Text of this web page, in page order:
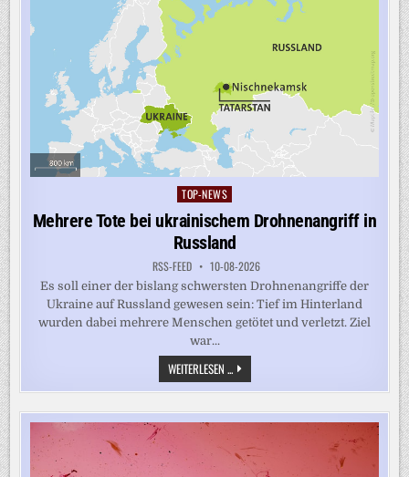
Posted
in
TOP-NEWS
Mehrere Tote bei ukrainischem Drohnenangriff in
Russland
RSS-FEED 10-08-2026
Es soll einer der bislang schwersten Drohnenangriffe der
Ukraine auf Russland gewesen sein: Tief im Hinterland
wurden dabei mehrere Menschen getötet und verletzt. Ziel
war...
WEITERLESEN ... MEHRERE
TOTE
BEI
DROHNENANGRIFF
IN
RUSSLAND